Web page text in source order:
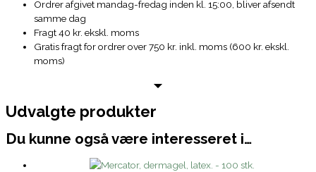
Ordrer afgivet mandag-fredag inden kl. 15:00, bliver afsendt
samme dag
Fragt 40 kr. ekskl. moms
Gratis fragt for ordrer over 750 kr. inkl. moms (600 kr. ekskl.
moms)
Udvalgte produkter
Du kunne også være interesseret i…